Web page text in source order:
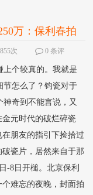
万：保利春拍
次
0 条评
上个较真的。我就是
节怎么了？钧瓷对于
神奇到不能言说，又
元时代的破烂碎瓷
朋友的指引下捡拾过
瓷片，居然来自于那
-8日开槌。北京保利
难忘的夜晚，封面拍